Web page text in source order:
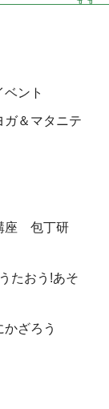
ント
ガ＆マタニテ
座 包丁研
たおう!あそ
ざろう